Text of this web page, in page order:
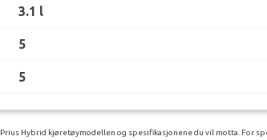
3.1 l
5
5
Hybrid kjøretøymodellen og spesifikasjonene du vil motta. For